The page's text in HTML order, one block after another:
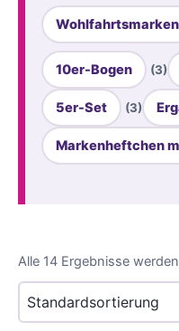
10er-Bogen (3)
5er-Set (3)
Markenheftchen
Alle 14 Ergebnisse